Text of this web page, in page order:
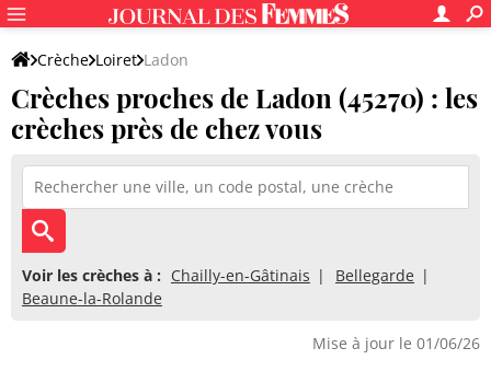
Crèche Loiret Ladon
Crèches proches de Ladon (45270) : les
crèches près de chez vous
Voir les crèches à : Chailly-en-Gâtinais
Bellegarde
Beaune-la-Rolande
Mise à jour le 01/06/26